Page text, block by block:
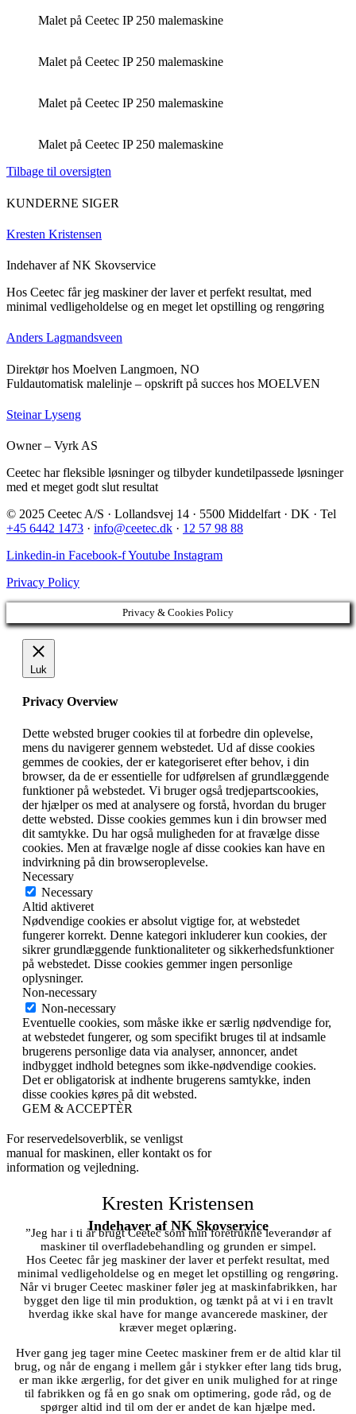
Malet på Ceetec IP 250 malemaskine
Malet på Ceetec IP 250 malemaskine
Malet på Ceetec IP 250 malemaskine
Malet på Ceetec IP 250 malemaskine
Tilbage til oversigten
KUNDERNE SIGER
Kresten Kristensen
Indehaver af NK Skovservice
Hos Ceetec får jeg maskiner der laver et perfekt resultat, med
minimal vedligeholdelse og en meget let opstilling og rengøring
Anders Lagmandsveen
Direktør hos Moelven Langmoen, NO
Fuldautomatisk malelinje – opskrift på succes hos MOELVEN
Steinar Lyseng
Owner – Vyrk AS
Ceetec har fleksible løsninger og tilbyder kundetilpassede løsninger
med et meget godt slut resultat
© 2025 Ceetec A/S · Lollandsvej 14 · 5500 Middelfart · DK · Tel
+45 6442 1473 · info@ceetec.dk · 12 57 98 88
Linkedin-in Facebook-fYoutube Instagram
Privacy Policy
Privacy & Cookies Policy
Luk
Privacy Overview
Dette websted bruger cookies til at forbedre din oplevelse,
mens du navigerer gennem webstedet. Ud af disse cookies
gemmes de cookies, der er kategoriseret efter behov, i din
browser, da de er essentielle for udførelsen af ​​grundlæggende
funktioner på webstedet. Vi bruger også tredjepartscookies,
der hjælper os med at analysere og forstå, hvordan du bruger
dette websted. Disse cookies gemmes kun i din browser med
dit samtykke. Du har også muligheden for at fravælge disse
cookies. Men at fravælge nogle af disse cookies kan have en
indvirkning på din browseroplevelse.
Necessary
Necessary
Altid aktiveret
Nødvendige cookies er absolut vigtige for, at webstedet
fungerer korrekt. Denne kategori inkluderer kun cookies, der
sikrer grundlæggende funktionaliteter og sikkerhedsfunktioner
på webstedet. Disse cookies gemmer ingen personlige
oplysninger.
Non-necessary
Non-necessary
Eventuelle cookies, som måske ikke er særlig nødvendige for,
at webstedet fungerer, og som specifikt bruges til at indsamle
brugerens personlige data via analyser, annoncer, andet
indbygget indhold betegnes som ikke-nødvendige cookies.
Det er obligatorisk at indhente brugerens samtykke, inden
disse cookies køres på dit websted.
GEM & ACCEPTÈR
For reservedelsoverblik, se venligst
manual for maskinen, eller kontakt os for
information og vejledning.
Kresten Kristensen
Indehaver af NK Skovservice
”Jeg har i ti år brugt Ceetec som min foretrukne leverandør af
maskiner til overfladebehandling og grunden er simpel.
Hos Ceetec får jeg maskiner der laver et perfekt resultat, med
minimal vedligeholdelse og en meget let opstilling og rengøring.
Når vi bruger Ceetec maskiner føler jeg at maskinfabrikken, har
bygget den lige til min produktion, og tænkt på at vi i en travlt
hverdag ikke skal have for mange avancerede maskiner, der
kræver meget oplæring.
Hver gang jeg tager mine Ceetec maskiner frem er de altid klar til
brug, og når de engang i mellem går i stykker efter lang tids brug,
er man ikke ærgerlig, for det giver en unik mulighed for at ringe
til fabrikken og få en go snak om optimering, gode råd, og de
spørger altid ind til om der er andet de kan hjælpe med.